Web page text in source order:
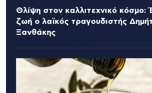
Θλίψη στον καλλιτεχνικό κόσμο:
ζωή ο λαϊκός τραγουδιστής
Ξανθάκης